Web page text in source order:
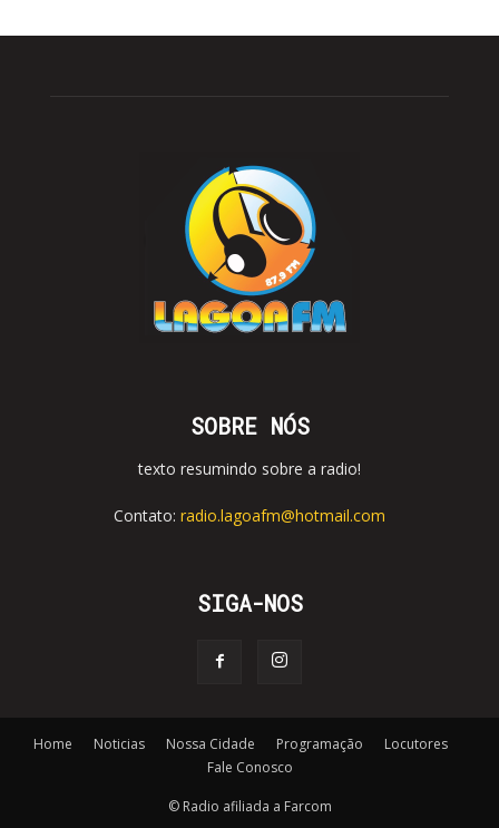
SOBRE NÓS
texto resumindo sobre a radio!
Contato: radio.lagoafm@hotmail.com
SIGA-NOS
Home Noticias Nossa Cidade Programação
Locutores
Fale Conosco
© Radio afiliada a Farcom